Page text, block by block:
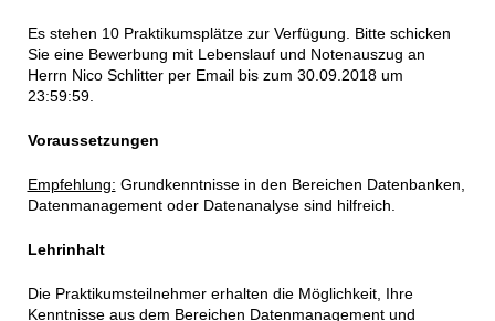
Es stehen 10 Praktikumsplätze zur Verfügung. Bitte schicken
Sie eine Bewerbung mit Lebenslauf und Notenauszug an
Herrn Nico Schlitter per Email bis zum 30.09.2018 um
23:59:59.
Voraussetzungen
Empfehlung: Grundkenntnisse in den Bereichen Datenbanken,
Datenmanagement oder Datenanalyse sind hilfreich.
Lehrinhalt
Die Praktikumsteilnehmer erhalten die Möglichkeit, Ihre
Kenntnisse aus dem Bereichen Datenmanagement und